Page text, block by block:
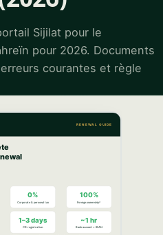
Sijilat pour le
pour 2026. Documents
courantes et règle